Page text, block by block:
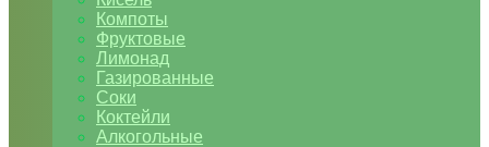
Компоты
Фруктовые
Лимонад
Газированные
Соки
Коктейли
Алкогольные